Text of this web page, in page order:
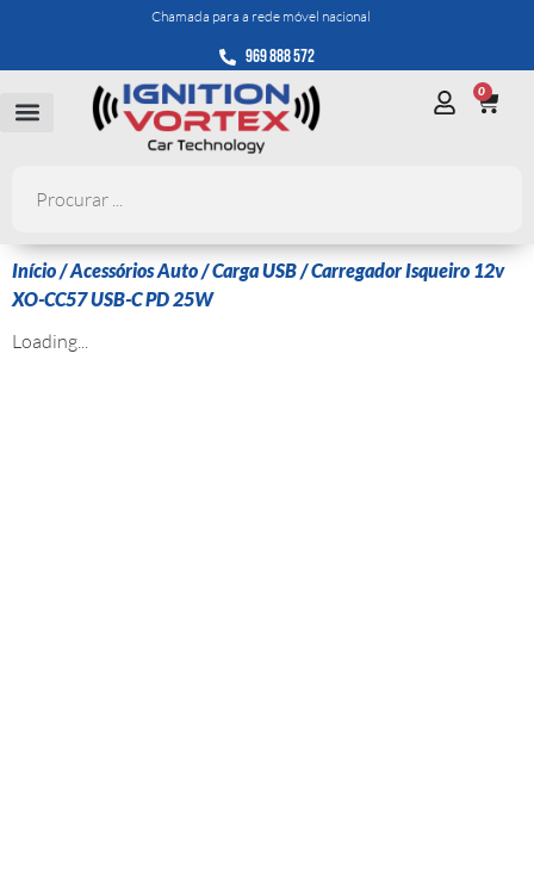
Chamada para a rede móvel nacional
969 888 572
0
Início/Acessórios Auto/Carga USB/ Carregador Isqueiro 12v
XO-CC57 USB-C PD 25W
Loading...